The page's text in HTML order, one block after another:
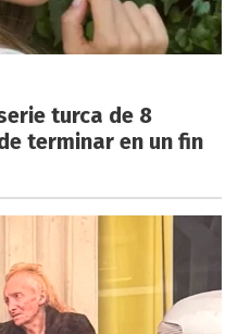
turca de 8
terminar en un fin